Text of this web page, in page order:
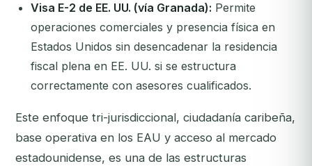
Visa E-2 de EE. UU. (vía Granada): Permite
operaciones comerciales y presencia física en
Estados Unidos sin desencadenar la residencia
fiscal plena en EE. UU. si se estructura
correctamente con asesores cualificados.
Este enfoque tri-jurisdiccional, ciudadanía caribeña,
base operativa en los EAU y acceso al mercado
estadounidense, es una de las estructuras